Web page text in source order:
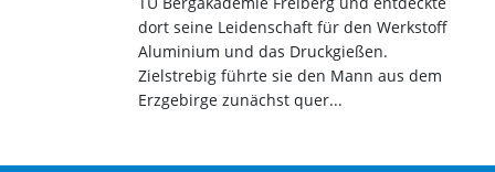
dort seine Leidenschaft für den Werkstoff
Aluminium und das Druckgießen.
Zielstrebig führte sie den Mann aus dem
Erzgebirge zunächst quer...